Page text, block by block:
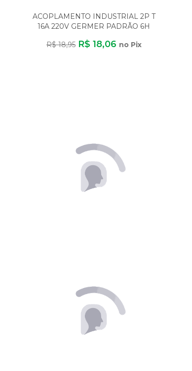
ACOPLAMENTO INDUSTRIAL 2P T
16A 220V GERMER PADRÃO 6H
R$ 18,95 R$ 18,06 no Pix